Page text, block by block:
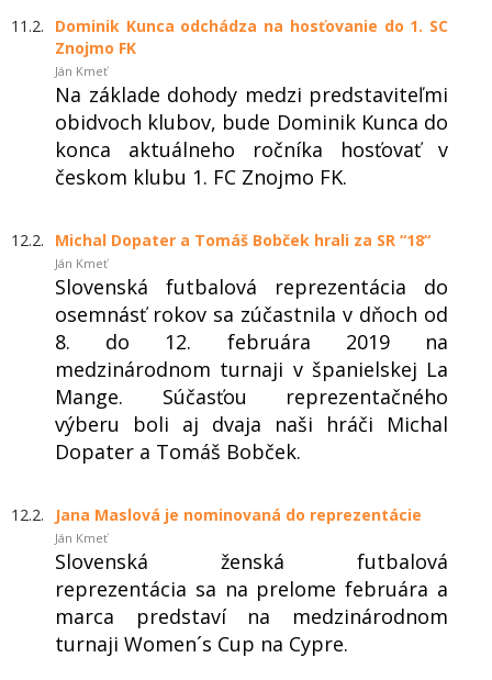
11.2.
Dominik Kunca odchádza na hosťovanie do 1. SC
Znojmo FK
Ján Kmeť
Na základe dohody medzi predstaviteľmi
obidvoch klubov, bude Dominik Kunca do
konca aktuálneho ročníka hosťovať v
českom klubu 1. FC Znojmo FK.
12.2. Michal Dopater a Tomáš Bobček hrali za SR “18“
Ján Kmeť
Slovenská futbalová reprezentácia do
osemnásť rokov sa zúčastnila v dňoch od
8. do 12. februára 2019 na
medzinárodnom turnaji v španielskej La
Mange. Súčasťou reprezentačného
výberu boli aj dvaja naši hráči Michal
Dopater a Tomáš Bobček.
12.2. Jana Maslová je nominovaná do reprezentácie
Ján Kmeť
Slovenská ženská futbalová
reprezentácia sa na prelome februára a
marca predstaví na medzinárodnom
turnaji Women´s Cup na Cypre.